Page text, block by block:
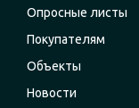
Опросные листы
Покупателям
Объекты
Новости